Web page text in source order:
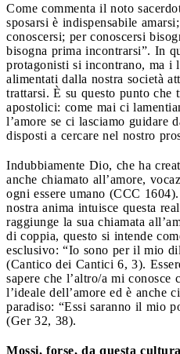
Come commenta il noto
sposarsi è indispensabile
conoscersi; per conoscersi
bisogna prima incontrarsi”. In
protagonisti si incontrano, ma i
alimentati dalla nostra società
trattarsi. È su questo punto che
apostolici: come mai ci
l’amore se ci lasciamo guidare
disposti a cercare nel nostro
Indubbiamente Dio, che ha
anche chiamato all’amore,
ogni essere umano (CCC
nostra anima intuisce questa
raggiunge la sua chiamata
di coppia, questo si intende
esclusivo: “Io sono per il mio
(Cantico dei Cantici 6, 3).
sapere che l’altro/a mi
l’ideale dell’amore ed è anche
paradiso: “Essi saranno il mio
(Ger 32, 38).
Mossi, forse, da questa